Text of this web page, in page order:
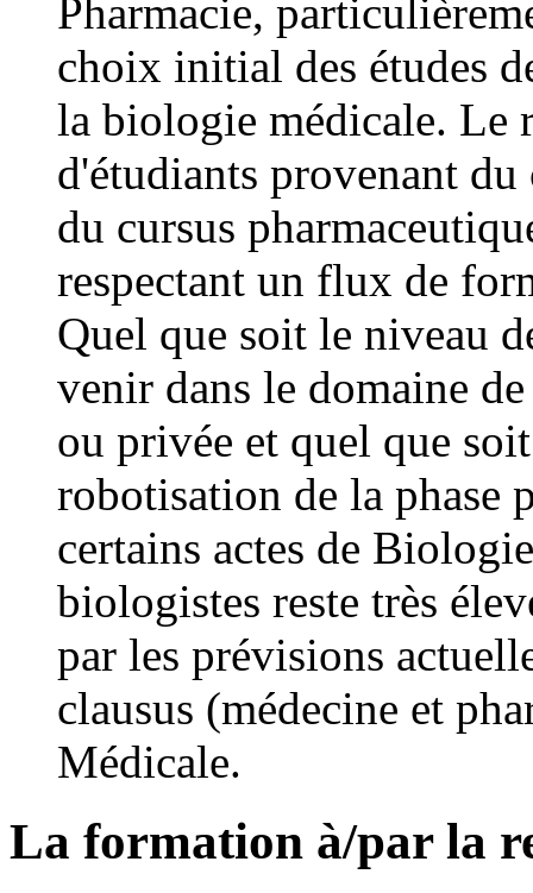
Pharmacie,
choix initial des études
la biologie médicale. Le
d'étudiants provenant
du cursus
respectant un flux de
Quel que soit le niveau
venir dans le domaine
ou privée et quel que
robotisation de la phase
certains actes de
biologistes reste très
par les prévisions
clausus (médecine et
Médicale.
La formation à/par la